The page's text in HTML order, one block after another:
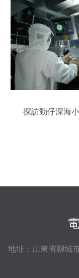
探訪勁仔深海
地址：山東省聊城